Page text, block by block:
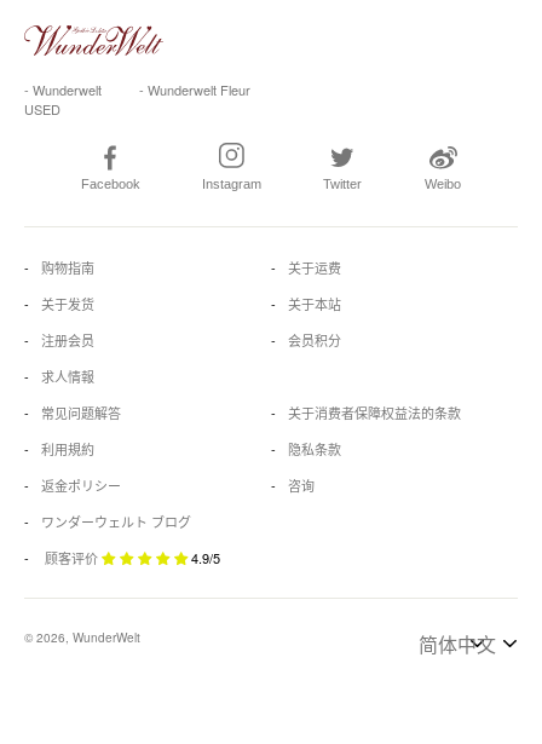
- Wunderwelt
USED
- Wunderwelt Fleur
Facebook Instagram Twitter Weibo
购物指南
关于运费
关于发货
关于本站
注册会员
会员积分
求人情報
常见问题解答
关于消费者保障权益法的条款
利用規約
隐私条款
返金ポリシー
咨询
ワンダーウェルト ブログ
顾客评价
4.9/5
© 2026, WunderWelt